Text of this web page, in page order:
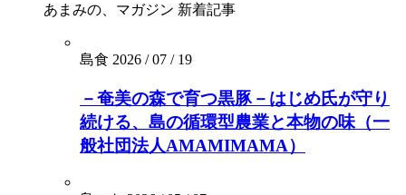
あまみの、マガジン 新着記事
島食 2026 / 07 / 19
－奄美の森で育つ黒豚－はじめ氏が守り
続ける、島の循環型農業と本物の味（一
般社団法人AMAMIMAMA）